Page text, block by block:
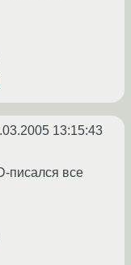
13:15:43
писался все